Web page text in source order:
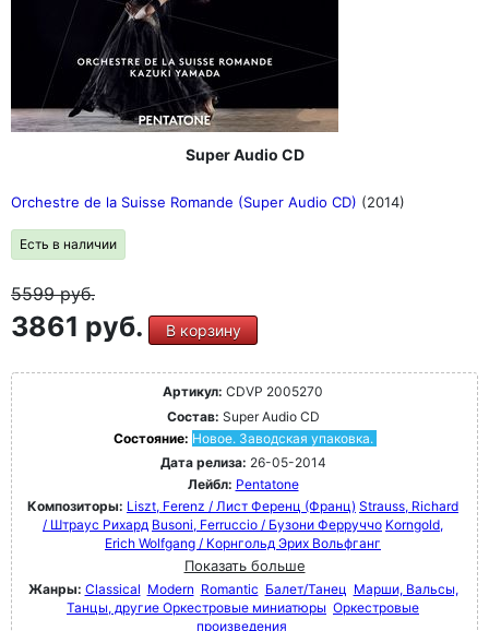
Super Audio CD
Orchestre de la Suisse Romande (Super Audio CD) (2014)
Есть в наличии
5599руб.
3861 руб. В корзину
Артикул: CDVP 2005270
Состав: Super Audio CD
Состояние: Новое. Заводская упаковка.
Дата релиза: 26-05-2014
Лейбл: Pentatone
Композиторы: Liszt, Ferenz / Лист Ференц (Франц) Strauss, Richard
/ Штраус Рихард Busoni, Ferruccio / Бузони Ферруччо Korngold,
Erich Wolfgang / Корнгольд Эрих Вольфганг
Показать больше
Жанры: Classical Modern Romantic Балет/Танец Марши, Вальсы,
Танцы, другие Оркестровые миниатюры Оркестровые
произведения